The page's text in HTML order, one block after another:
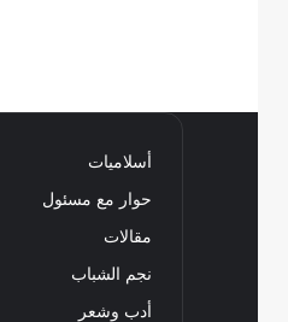
أسلاميات
حوار مع مسئول
مقالات
نجم الشباب
أدب وشعر